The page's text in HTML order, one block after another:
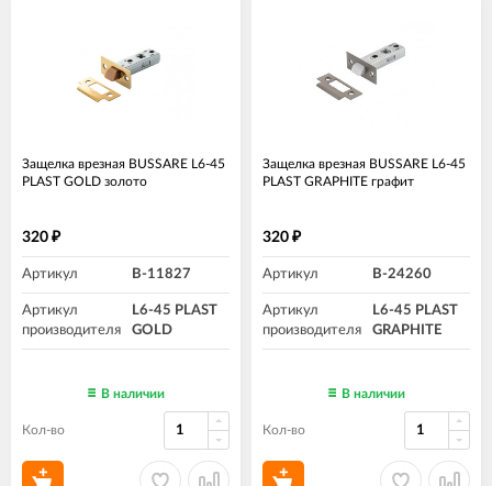
Защелка врезная BUSSARE L6-45
PLAST GOLD золото
320 ₽
Артикул B-11827
Артикул
производителя
L6-45 PLAST
GOLD
В наличии
Кол-во
Защелка врезная BUSSARE L6-45
PLAST GRAPHITE графит
320 ₽
Артикул B-24260
Артикул
производителя
L6-45 PLAST
GRAPHITE
В наличии
Кол-во